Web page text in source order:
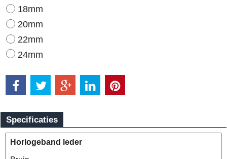
18mm
20mm
22mm
24mm
Specificaties
Horlogeband leder